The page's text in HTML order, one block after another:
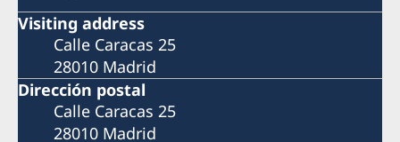
Visiting address
Calle Caracas 25
28010 Madrid
Dirección postal
Calle Caracas 25
28010 Madrid